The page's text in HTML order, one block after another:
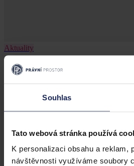
Souhlas
Tato webová stránka používá
K personalizaci obsahu a
návštěvnosti využíváme soubory
Aktuality
Národní konference:
Mezinárodní investiční smlouvy,
transakce, udržitelný rozvoj a jeho
konferenci pořádané ve dnech 17. a
ELSA Česká republika • 18. dubna